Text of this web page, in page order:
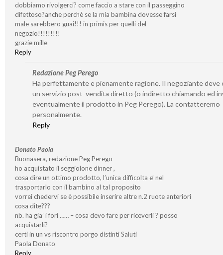
dobbiamo rivolgerci? come faccio a stare con il passeggino
difettoso?anche perchè se la mia bambina dovesse farsi
male sarebbero guai!!! in primis per quelli del
negozio!!!!!!!!!
grazie mille
Reply
Redazione Peg Perego
Ha perfettamente e pienamente ragione. Il negoziante deve
un servizio post-vendita diretto (o indiretto chiamando ed
eventualmente il prodotto in Peg Perego). La contatteremo
personalmente.
Reply
Donato Paola
Buonasera, redazione Peg Perego
ho acquistato il seggiolone dinner ,
cosa dire un ottimo prodotto, l’unica difficolta e’ nel
trasportarlo con il bambino al tal proposito
vorrei chedervi se è possibile inserire altre n.2 ruote anteriori
cosa dite???
nb. ha gia’ i fori …… – cosa devo fare per riceverli ? posso
acquistarli?
certi in un vs riscontro porgo distinti Saluti
Paola Donato
Reply